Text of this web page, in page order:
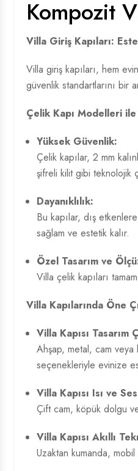
Kompozit
Villa Giriş Kapıları:
Villa giriş kapıları, hem
güvenlik standartlarını bir
Çelik Kapı Modelleri
Yüksek Güvenlik:
Çelik kapılar, 2 mm
şifreli kilit gibi teknolojik
Dayanıklılık:
Bu kapılar, dış
sağlam ve estetik kalır.
Özel Tasarım ve
Villa çelik kapıları
Villa Kapılarında Öne
Villa Kapısı Tasarım
Ahşap, metal, cam
seçenekleriyle evinize
Villa Kapısı Isı ve Ses
Çift cam, köpük dolgu
Villa Kapısı Akıllı
Uzaktan kumanda,